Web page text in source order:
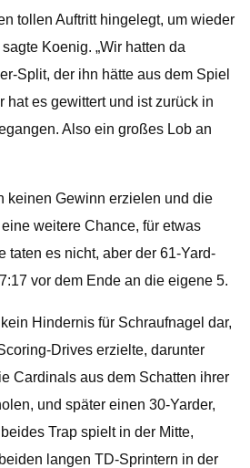
tollen Auftritt hingelegt, um wieder
Koenig. „Wir hatten da
Split, der ihn hätte aus dem Spiel
hat es gewittert und ist zurück in
Also ein großes Lob an
keinen Gewinn erzielen und die
weitere Chance, für etwas
taten es nicht, aber der 61-Yard-
vor dem Ende an die eigene 5.
Hindernis für Schraufnagel dar,
Drives erzielte, darunter
Cardinals aus dem Schatten ihrer
und später einen 30-Yarder,
Trap spielt in der Mitte,
langen TD-Sprintern in der